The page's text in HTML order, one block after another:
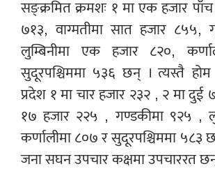
सङ्क्रमित क्रमशः १ मा एक हजार
७१३, वाग्मतीमा सात हजार ८५५,
लुम्बिनीमा एक हजार ८२०,
सुदूरपश्चिममा ५३६ छन् । त्यस्तै
प्रदेश १ मा चार हजार २३२ , २ मा दुई
१७ हजार २२५ , गण्डकीमा ९२५ ,
कर्णालीमा ८०७ र सुदूरपश्चिममा ५८३
जना सघन उपचार कक्षमा उपचाररत